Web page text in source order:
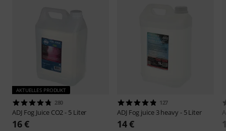
AKTUELLES PRODUKT
280
ADJ Fog Juice CO2 - 5 Liter
16 €
127
ADJ Fog juice 3 heavy - 5 Liter
14 €